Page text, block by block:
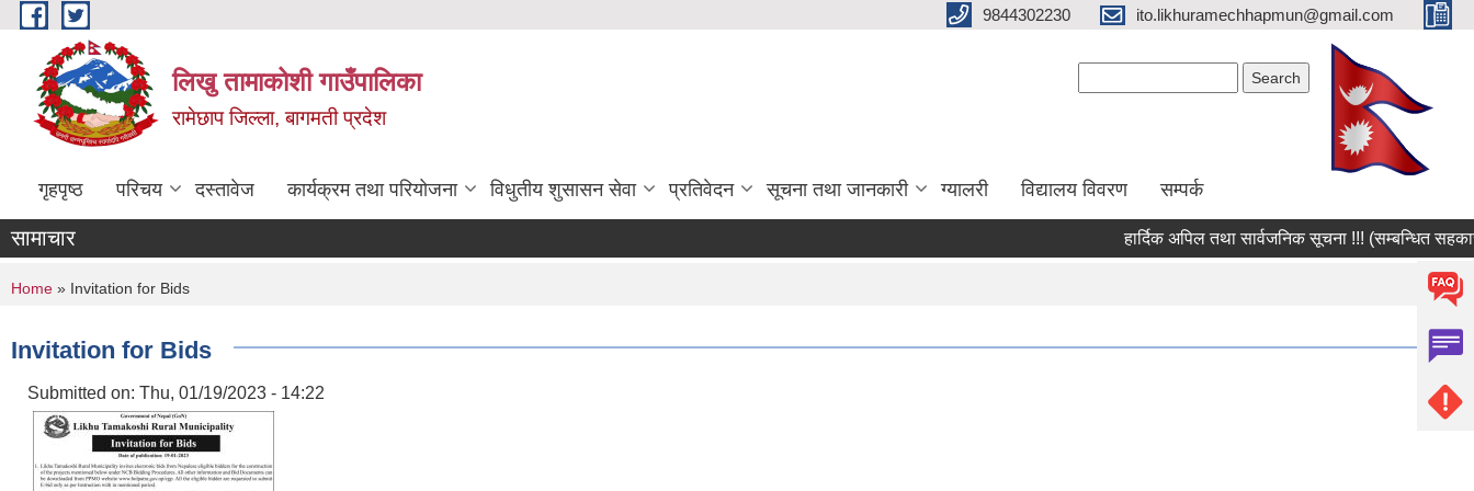
Skip to main content 9844302230 ito.likhuramechhapmun@gmail.com
लिखु तामाकोशी गाउँपालिका
रामेछाप जिल्ला, बागमती प्रदेश
गृहपृष्ठ परिचय दस्तावेज कार्यक्रम तथा परियोजना विधुतीय शुसासन सेवा प्रतिवेदन सूचना तथा जानकारी ग्यालरी विद्यालय विवरण सम्पर्क
सामाचार हार्दिक अपिल तथा सार्वजनिक सूचना !!! (सम्बन्धित सहकारी
You are here
Home » Invitation for Bids
Invitation for Bids
Submitted on: Thu, 01/19/2023 - 14:22